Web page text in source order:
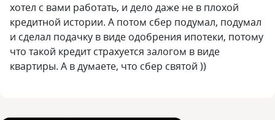
хотел с вами работать, и дело даже не в плохой
кредитной истории. А потом сбер подумал, подумал
и сделал подачку в виде одобрения ипотеки, потому
что такой кредит страхуется залогом в виде
квартиры. А в думаете, что сбер святой ))